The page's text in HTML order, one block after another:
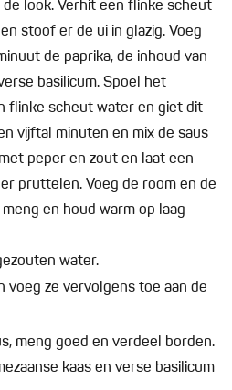
look. Verhit een flinke scheut
stoof er de ui in glazig. Voeg
de paprika, de inhoud van
basilicum. Spoel het
flinke scheut water en giet dit
vijftal minuten en mix de saus
peper en zout en laat een
pruttelen. Voeg de room en de
en houd warm op laag
water.
voeg ze vervolgens toe aan de
meng goed en verdeel borden.
kaas en verse basilicum